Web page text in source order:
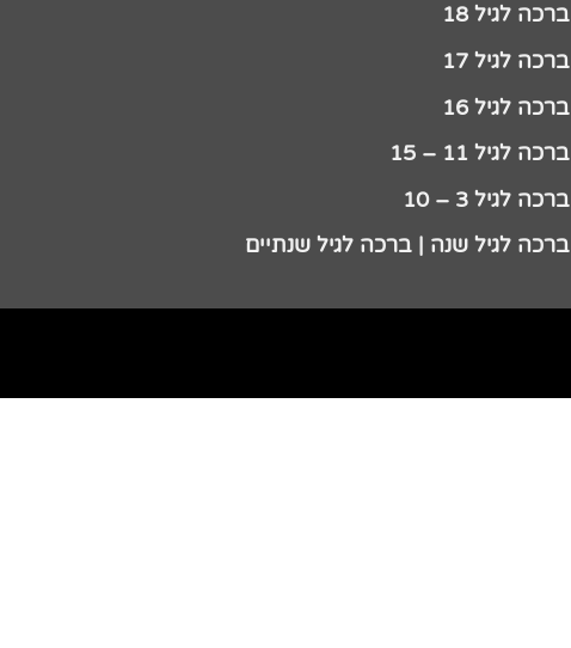
ברכה לגיל 18
ברכה לגיל 17
ברכה לגיל 16
ברכה לגיל 11 – 15
ברכה לגיל 3 – 10
ברכה לגיל שנה | ברכה לגיל שנתיים